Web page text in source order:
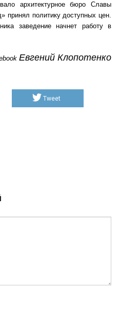
архитектурное бюро Славы
принял политику доступных цен.
заведение начнет работу в
Евгений Клопотенко
Tweet